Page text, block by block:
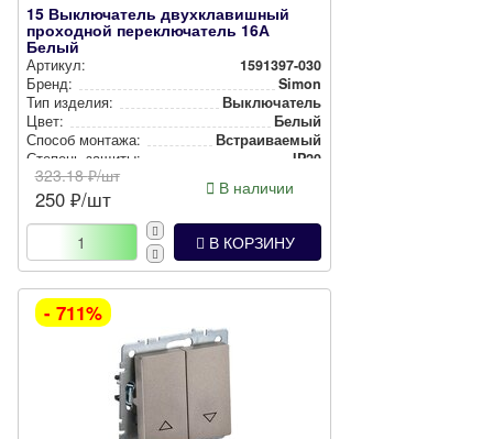
15 Выключатель двухклавишный
проходной переключатель 16А
Белый
Артикул:
1591397-030
Бренд:
Simon
Тип изделия:
Вык­лю­ча­тель
Цвет:
Белый
Способ монтажа:
Встра­ива­емый
Степень защиты:
IP20
323.18₽/шт
250 ₽/шт В наличии
В КОРЗИНУ
- 711%